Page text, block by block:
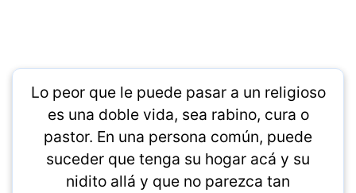
Lo peor que le puede pasar a un religioso
es una doble vida, sea rabino, cura o
pastor. En una persona común, puede
suceder que tenga su hogar acá y su
nidito allá y que no parezca tan